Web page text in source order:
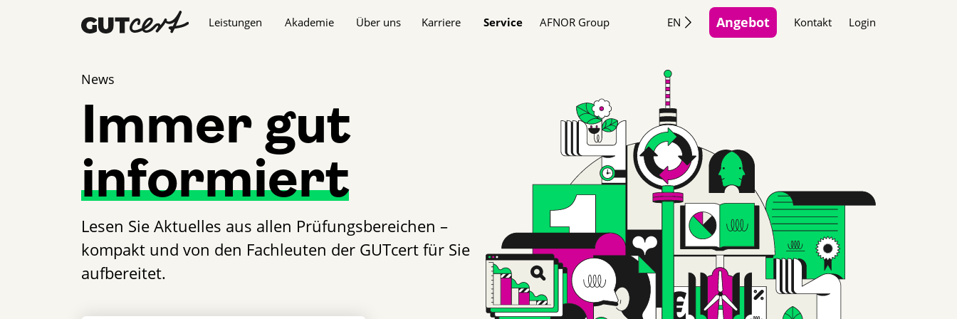
Leistungen
Akademie Über uns Karriere Service AFNOR Group EN Angebot Kontakt Login
News
Immer gut
informiert
Lesen Sie Aktuelles aus allen Prüfungsbereichen –
kompakt und von den Fachleuten der GUTcert für Sie
aufbereitet.